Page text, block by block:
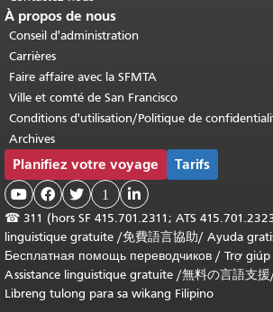
À propos de nous
Conseil d'administration
Carrières
Faire affaire avec la SFMTA
Ville et comté de San Francisco
Conditions d'utilisation/Politique de
Archives
Planifiez votre voyage Tarifs
   1 
☎ 311 (hors SF 415.701.2311; ATS
linguistique gratuite /免費語言協助/ Ayuda
Бесплатная помощь переводчиков / Trợ
Assistance linguistique gratuite /無料の言語支援
Libreng tulong para sa wikang Filipino